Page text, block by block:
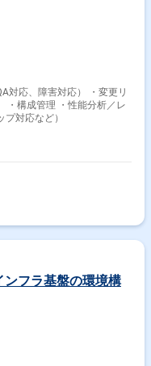
障害対応） ・変更リ
ップ対応など）
ンフラ基盤の環境構